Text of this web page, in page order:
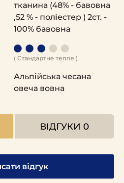
тканина (48% - бавовна
,52 % - поліестер ) 2ст. -
100% бавовна
( Стандартне тепле )
Альпійська чесана
овеча вовна
ВІДГУКИ 0
відгук